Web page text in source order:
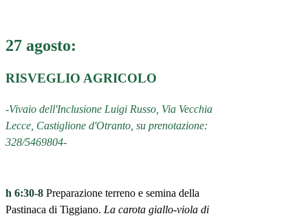
27 agosto:
RISVEGLIO AGRICOLO
-Vivaio dell'Inclusione Luigi Russo, Via Vecchia
Lecce, Castiglione d'Otranto, su prenotazione:
328/5469804-
h 6:30-8 Preparazione terreno e semina della
Pastinaca di Tiggiano. La carota giallo-viola di